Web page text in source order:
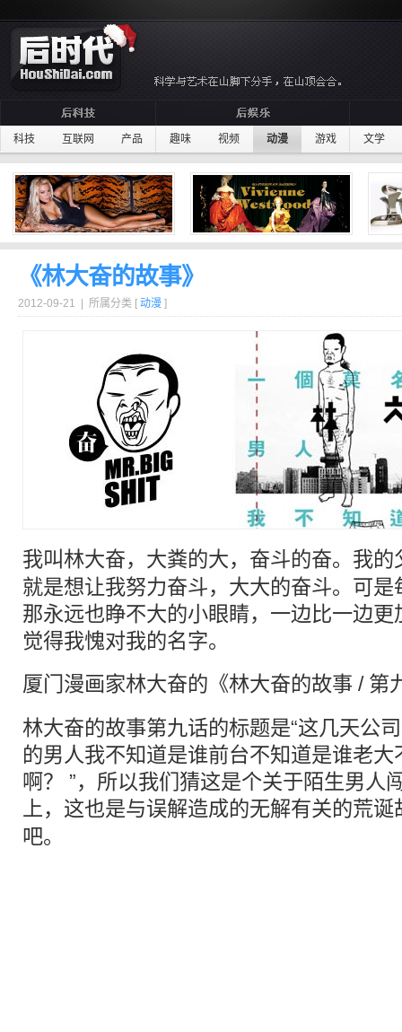
科技 互联网 产品 趣味 视频 动漫 游戏 文学
《林大奋的故事》
2012-09-21 | 所属分类 [ 动漫 ]
我叫林大奋，大粪的大，奋斗的奋。我
就是想让我努力奋斗，大大的奋斗。可
那永远也睁不大的小眼睛，一边比一边
觉得我愧对我的名字。
厦门 漫画家林大奋的《林大奋的故事 / 第
林大奋的故事第九话的标题是“这几天公
的男人我不知道是谁前台不知道是谁老
啊？ ”，所以我们猜这是个关于陌生男人
上，这也是与误解造成的无解有关的荒诞
吧。